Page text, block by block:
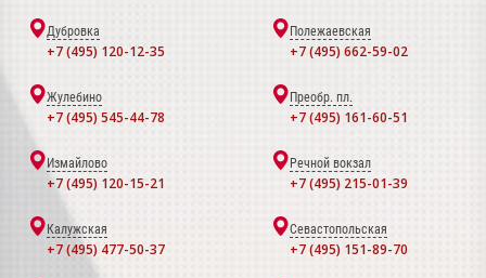
Дубровка
+7 (495) 120-12-35
Полежаевская
+7 (495) 662-59-02
Жулебино
+7 (495) 545-44-78
Преобр. пл.
+7 (495) 161-60-51
Измайлово
+7 (495) 120-15-21
Речной вокзал
+7 (495) 215-01-39
Калужская
+7 (495) 477-50-37
Севастопольская
+7 (495) 151-89-70